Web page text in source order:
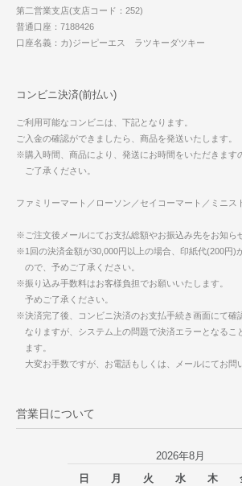
第二営業支店(支店コード：252)
普通口座：7188426
口座名義：カ)ジーピーエス ラツキーダツキー
コンビニ決済(前払い)
ご利用可能なコンビニは、下記となります。
ご入金の確認ができましたら、商品を発送いたします。
※購入時間、商品により、発送にお時間をいただきます
ご了承ください。
ファミリーマート／ローソン／セイコーマート／ミニス
※ご注文後メールにてお支払総額やお振込み先をお知ら
※1回の決済金額が30,000円以上の場合、印紙代(200円)
ので、予めご了承ください。
※振り込み手数料はお客様負担でお願いいたします。
予めご了承ください。
※決済完了後、コンビニ決済のお支払手続き画面にて確
なりますが、システム上の問題で決済エラーとなるこ
ます。
大変お手数ですが、お電話もしくは、メールにてお問
営業日について
2026年8月
日
月 火 水 木